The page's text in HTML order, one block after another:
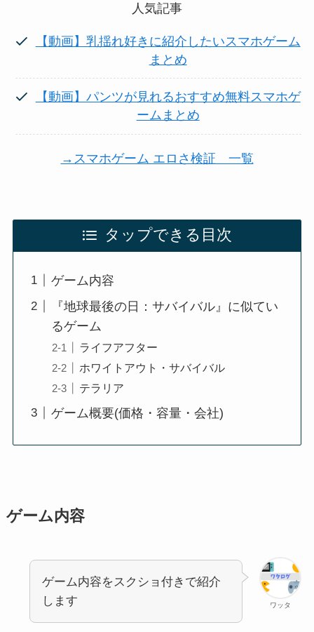
人気記事
【動画】乳揺れ好きに紹介したいスマホゲーム
まとめ
【動画】パンツが見れるおすすめ無料スマホゲ
ームまとめ
→スマホゲーム エロさ検証 一覧
タップできる目次
ゲーム内容
『地球最後の日：サバイバル』に似てい
るゲーム
ライフアフター
ホワイトアウト・サバイバル
テラリア
ゲーム概要(価格・容量・会社)
ゲーム内容
ワッタ
ゲーム内容をスクショ付きで紹介
します